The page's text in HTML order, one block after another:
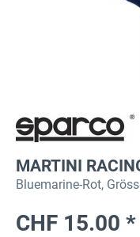
MARTINI
Bluemarine-Rot,
CHF 15.00 *